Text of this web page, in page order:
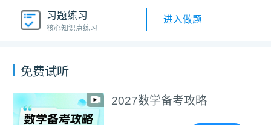
习题练习
核心知识点练习
进入做题
免费试听
选择＞努力！手